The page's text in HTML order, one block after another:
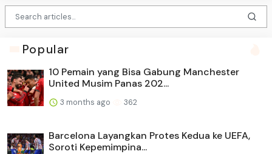
Popular
10 Pemain yang Bisa Gabung Manchester
United Musim Panas 202...
3 months ago 362
Barcelona Layangkan Protes Kedua ke UEFA,
Soroti Kepemimpina...